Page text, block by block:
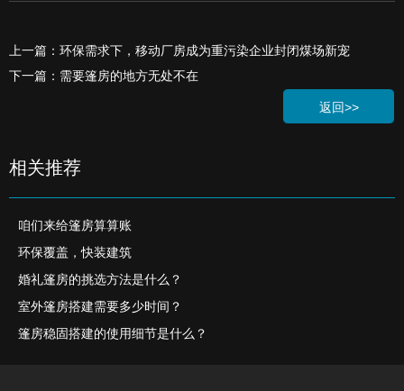
上一篇：环保需求下，移动厂房成为重污染企业封闭煤场新宠
下一篇：需要篷房的地方无处不在
返回>>
相关推荐
咱们来给篷房算算账
环保覆盖，快装建筑
婚礼篷房的挑选方法是什么？
室外篷房搭建需要多少时间？
篷房稳固搭建的使用细节是什么？